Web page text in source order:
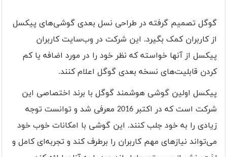
گوگل تصمیم گرفته در طراحی نسل بعدی گوشی‌های پیکسل
از کاربران کمک بگیرد. این شرکت در وب‌سایت کاربران
پیکسل از آنها خواسته که نظر خود را در مورد اضافه یا کم
کردن قابلیت‌های نسخه بعدی گوگل اعلام کنند.
پیکسل اولین گوشی هوشمند گوگل با برند اختصاصی این
شرکت است که در اکتبر 2016 معرفی شد و توانست توجه
زیادی را به خود جلب کنند. این گوشی با امکانات خوب خود
می‌تواند نیاز‌های مهم کاربران را برطرف کند و تجربه‌ای کامل و